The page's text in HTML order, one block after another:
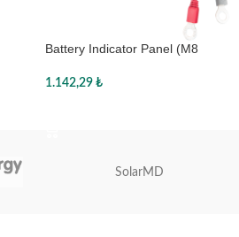
Battery Indicator Panel (M8
1.142,29 ₺
SolarMD